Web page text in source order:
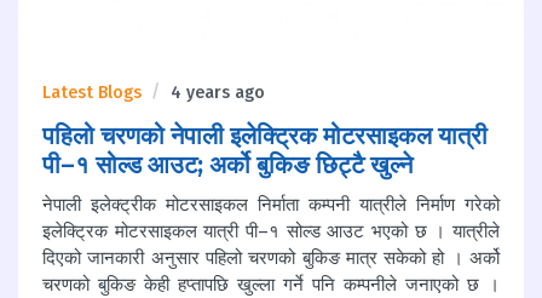
Latest Blogs 4 years ago
पहिलो चरणको नेपाली इलेक्ट्रिक मोटरसाइकल यात्री
पी–१ सोल्ड आउट; अर्को बुकिङ छिट्टै खुल्ने
नेपाली इलेक्ट्रीक मोटरसाइकल निर्माता कम्पनी यात्रीले निर्माण गरेको
इलेक्ट्रिक मोटरसाइकल यात्री पी–१ सोल्ड आउट भएको छ । यात्रीले
दिएको जानकारी अनुसार पहिलो चरणको बुकिङ मात्र सकेको हो । अर्को
चरणको बुकिङ केही हप्तापछि खुल्ला गर्ने पनि कम्पनीले जनाएको छ ।